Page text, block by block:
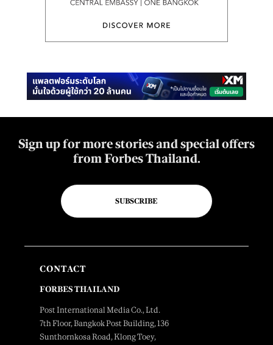
Sign up for more stories and special offers
from Forbes Thailand.
SUBSCRIBE
CONTACT
FORBES THAILAND
Post International Media Co., Ltd.
7th Floor, Bangkok Post Building, 136
Sunthornkosa Road, Klong Toey,